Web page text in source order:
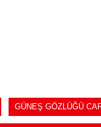
GÜNEŞ GÖZLÜĞÜ